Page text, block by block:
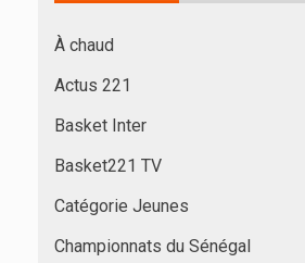
À chaud
Actus 221
Basket Inter
Basket221 TV
Catégorie Jeunes
Championnats du Sénégal